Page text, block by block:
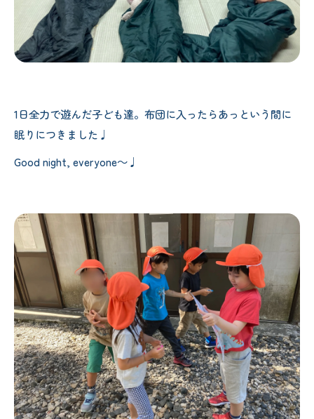
1日全力で遊んだ子ども達。布団に入ったらあっという間に
眠りにつきました♩
Good night, everyone～♩